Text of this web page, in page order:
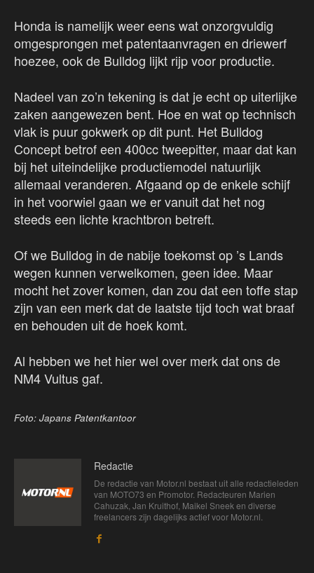
Honda is namelijk weer eens wat onzorgvuldig
omgesprongen met patentaanvragen en driewerf
hoezee, ook de Bulldog lijkt rijp voor productie.
Nadeel van zo’n tekening is dat je echt op uiterlijke
zaken aangewezen bent. Hoe en wat op technisch
vlak is puur gokwerk op dit punt. Het Bulldog
Concept betrof een 400cc tweepitter, maar dat kan
bij het uiteindelijke productiemodel natuurlijk
allemaal veranderen. Afgaand op de enkele schijf
in het voorwiel gaan we er vanuit dat het nog
steeds een lichte krachtbron betreft.
Of we Bulldog in de nabije toekomst op ’s Lands
wegen kunnen verwelkomen, geen idee. Maar
mocht het zover komen, dan zou dat een toffe stap
zijn van een merk dat de laatste tijd toch wat braaf
en behouden uit de hoek komt.
Al hebben we het hier wel over merk dat ons de
NM4 Vultus gaf.
Foto: Japans Patentkantoor
Redactie
De redactie van Motor.nl bestaat uit alle redactieleden
van MOTO73 en Promotor. Redacteuren Marien
Cahuzak, Jan Kruithof, Maikel Sneek en diverse
freelancers zijn dagelijks actief voor Motor.nl.